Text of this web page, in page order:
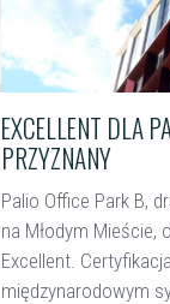
EXCELLENT DLA
PRZYZNANY
Palio Office Park B,
na Młodym Mieście,
Excellent.
międzynarodowym